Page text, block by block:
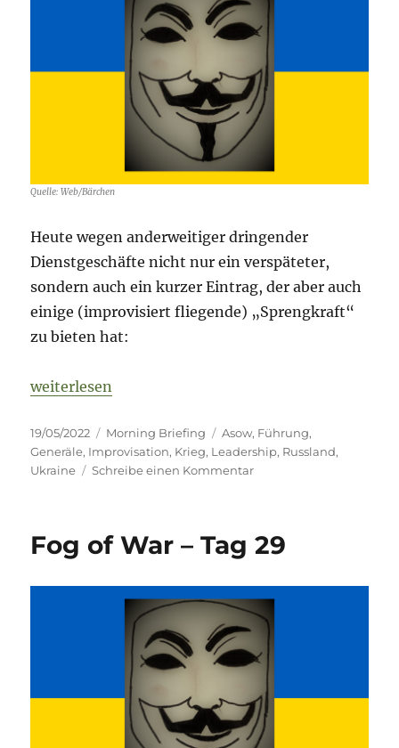
Quelle: Web/Bärchen
Heute wegen anderweitiger dringender
Dienstgeschäfte nicht nur ein verspäteter,
sondern auch ein kurzer Eintrag, der aber auch
einige (improvisiert fliegende) „Sprengkraft“
zu bieten hat:
„Fog of War – 19. Mai 2022 – Tag 85“
weiterlesen
Veröffentlicht
am
19/05/2022 Kategorien
Morning Briefing Schlagwörter
Asow, Führung,
Generäle, Improvisation, Krieg, Leadership, Russland,
Ukraine
Schreibe einen Kommentarzu
–
2022
–
Tag
85
Fog of War – Tag 29